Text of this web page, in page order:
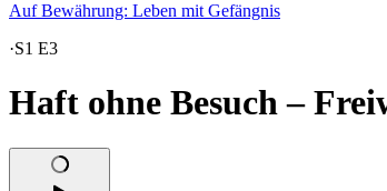
Auf Bewährung: Leben mit Gefängnis
·S1 E3
Haft ohne Besuch –